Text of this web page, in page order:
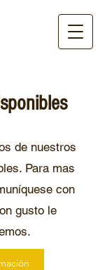
de nuestros
Para mas
con
gusto le